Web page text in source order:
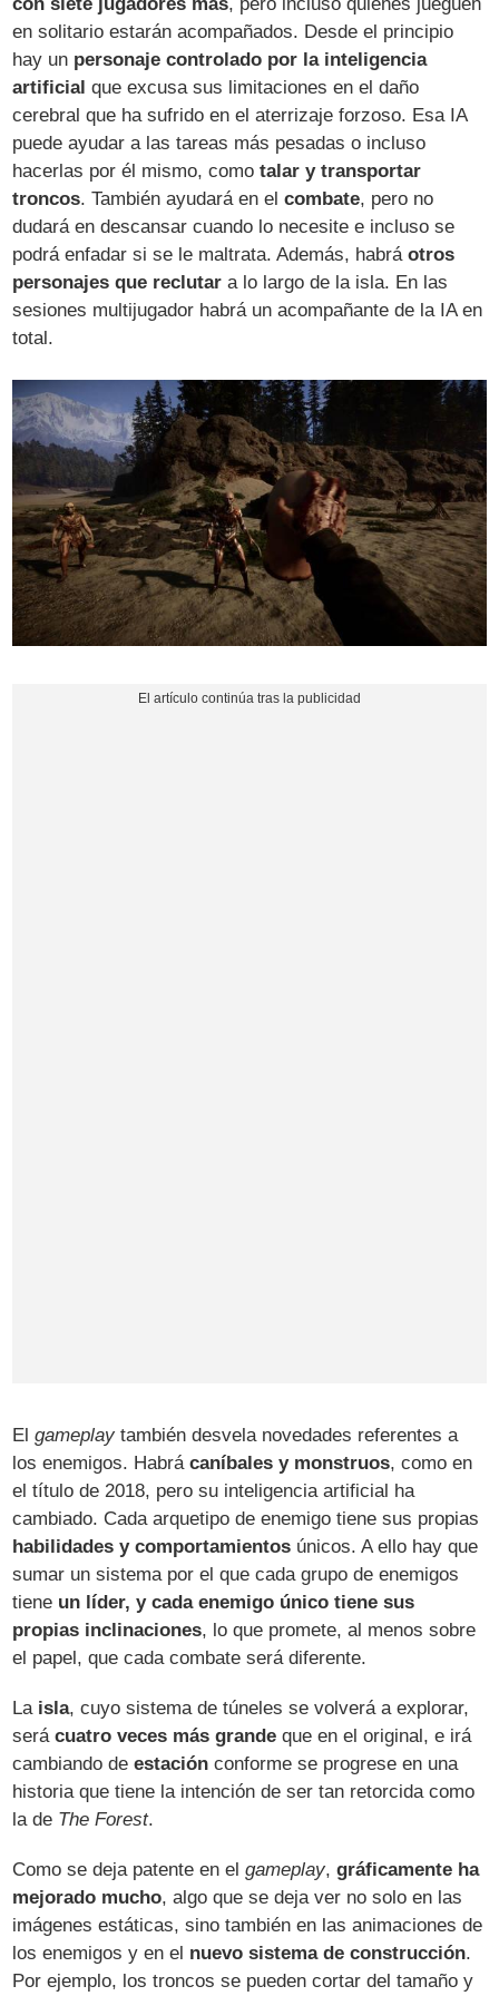
en solitario estarán acompañados. Desde el principio
hay un personaje controlado por la inteligencia
artificial que excusa sus limitaciones en el daño
cerebral que ha sufrido en el aterrizaje forzoso. Esa IA
puede ayudar a las tareas más pesadas o incluso
hacerlas por él mismo, comotalar y transportar
troncos. También ayudará en elcombate, pero no
dudará en descansar cuando lo necesite e incluso se
podrá enfadar si se le maltrata. Además, habráotros
personajes que reclutar a lo largo de la isla. En las
sesiones multijugador habrá un acompañante de la IA en
total.
Elgameplay también desvela novedades referentes a
los enemigos. Habrácaníbales y monstruos, como en
el título de 2018, pero su inteligencia artificial ha
cambiado. Cada arquetipo de enemigo tiene sus propias
habilidades y comportamientos únicos. A ello hay que
sumar un sistema por el que cada grupo de enemigos
tiene un líder, y cada enemigo único tiene sus
propias inclinaciones, lo que promete, al menos sobre
el papel, que cada combate será diferente.
La isla, cuyo sistema de túneles se volverá a explorar,
serácuatro veces más grande que en el original, e irá
cambiando deestación conforme se progrese en una
historia que tiene la intención de ser tan retorcida como
la de The Forest.
Como se deja patente en elgameplay,gráficamente ha
mejorado mucho, algo que se deja ver no solo en las
imágenes estáticas, sino también en las animaciones de
los enemigos y en el nuevo sistema de construcción.
Por ejemplo, los troncos se pueden cortar del tamaño y